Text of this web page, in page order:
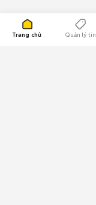
Trang chủ Quản lý tin